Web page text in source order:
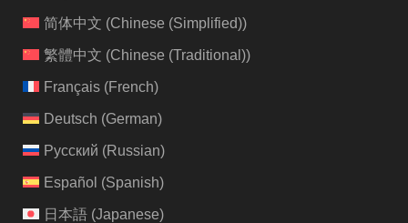
简体中文 (Chinese (Simplified))
繁體中文 (Chinese (Traditional))
Français(French)
Deutsch (German)
Русский (Russian)
Español (Spanish)
日本語(Japanese)